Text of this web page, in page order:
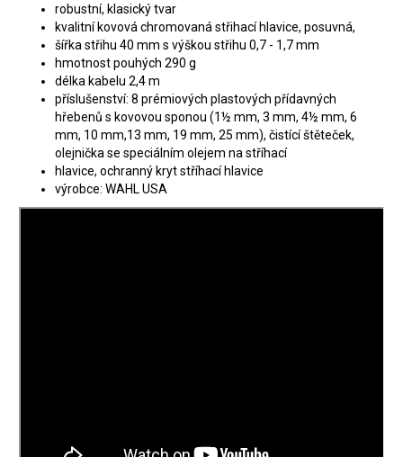
robustní, klasický tvar
kvalitní kovová chromovaná střihací hlavice, posuvná,
šířka střihu 40 mm s výškou střihu 0,7 - 1,7 mm
hmotnost pouhých 290 g
délka kabelu 2,4 m
příslušenství: 8 prémiových plastových přídavných
hřebenů s kovovou sponou (1½ mm, 3 mm, 4½ mm, 6
mm, 10 mm,13 mm, 19 mm, 25 mm), čistící štěteček,
olejnička se speciálním olejem na stříhací
hlavice, ochranný kryt stříhací hlavice
výrobce: WAHL USA